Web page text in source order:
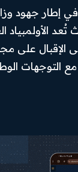
اليوم
© Newspaper WordPress Theme by TagDiv
إطار جهود
تُعد الأولمبياد
على
التوجهات